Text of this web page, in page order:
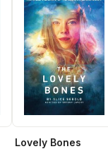
Lovely Bones